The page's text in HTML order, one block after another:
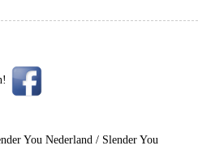
You Nederland / Slender You